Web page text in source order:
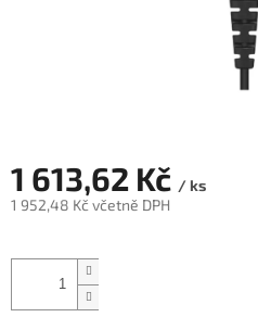
1 613,62 Kč / ks
1 952,48 Kč včetně DPH
cena: